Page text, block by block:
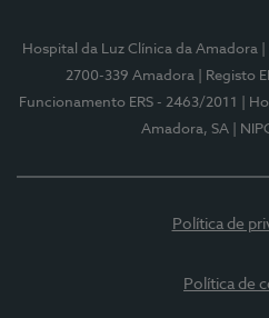
Hospital da Luz Clínica da Amadora
2700-339 Amadora
| Registo
Funcionamento ERS - 2463/2011
|
Amadora, SA
|
Política de
Política de